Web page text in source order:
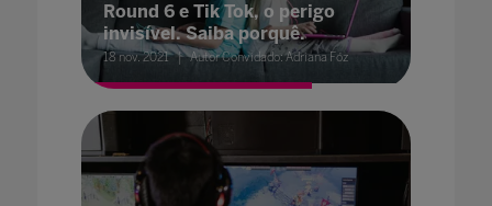
Round 6 e Tik Tok, o perigo
invisível. Saiba porquê.
18 nov. 2021 Autor Convidado: Adriana Fóz